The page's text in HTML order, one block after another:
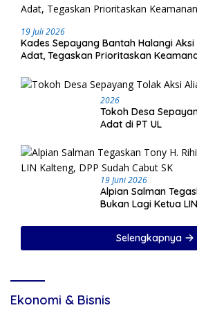
19 Juli 2026
Kades Sepayang Bantah Halangi
Adat, Tegaskan Prioritaskan
2026
Tokoh Desa
Adat di PT UL
19 Juni 2026
Alpian Salman
Bukan Lagi Ketua
Selengkapnya
Ekonomi & Bisnis